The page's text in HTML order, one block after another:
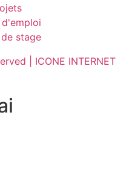
stage
| ICONE INTERNET